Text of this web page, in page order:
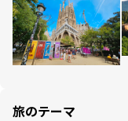
旅のテーマ